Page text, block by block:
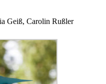
Geiß, Carolin Rußler